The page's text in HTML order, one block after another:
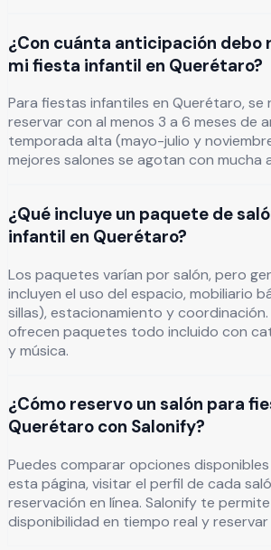
¿Con cuánta anticipación debo
mi fiesta infantil en Querétaro?
Para fiestas infantiles en Querétaro, se
reservar con al menos 3 a 6 meses de
temporada alta (mayo-julio y
mejores salones se agotan con mucha
¿Qué incluye un paquete de
infantil en Querétaro?
Los paquetes varían por salón, pero
incluyen el uso del espacio, mobiliario
sillas), estacionamiento y
ofrecen paquetes todo incluido con
y música.
¿Cómo reservo un salón para
Querétaro con Salonify?
Puedes comparar opciones
esta página, visitar el perfil de cada
reservación en línea. Salonify te
disponibilidad en tiempo real y